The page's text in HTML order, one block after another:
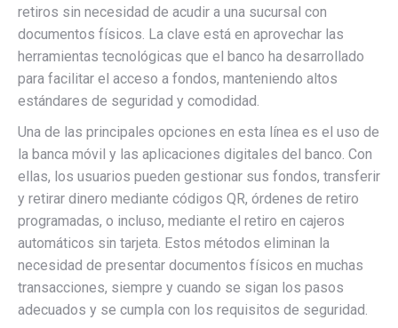
retiros sin necesidad de acudir a una sucursal con
documentos físicos. La clave está en aprovechar las
herramientas tecnológicas que el banco ha desarrollado
para facilitar el acceso a fondos, manteniendo altos
estándares de seguridad y comodidad.
Una de las principales opciones en esta línea es el uso de
la banca móvil y las aplicaciones digitales del banco. Con
ellas, los usuarios pueden gestionar sus fondos, transferir
y retirar dinero mediante códigos QR, órdenes de retiro
programadas, o incluso, mediante el retiro en cajeros
automáticos sin tarjeta. Estos métodos eliminan la
necesidad de presentar documentos físicos en muchas
transacciones, siempre y cuando se sigan los pasos
adecuados y se cumpla con los requisitos de seguridad.